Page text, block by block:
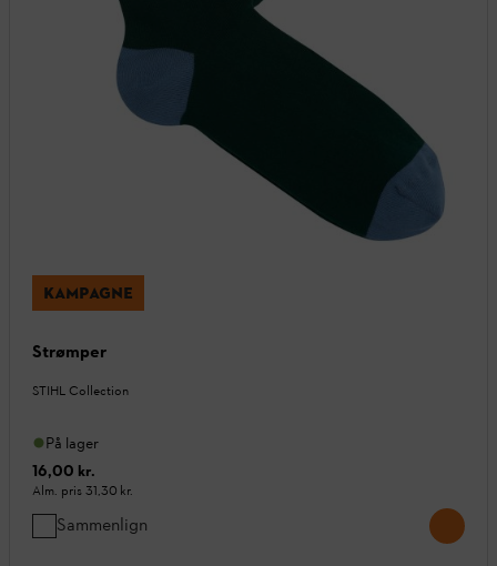
KAMPAGNE
Strømper
STIHL Collection
På lager
16,00 kr.
Alm. pris 31,30 kr.
Sammenlign